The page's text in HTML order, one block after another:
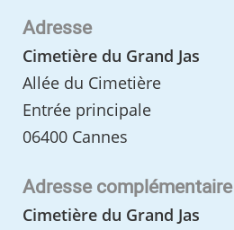
Adresse
Cimetière du Grand Jas
Allée du Cimetière
Entrée principale
06400 Cannes
Adresse complémentaire
Cimetière du Grand Jas